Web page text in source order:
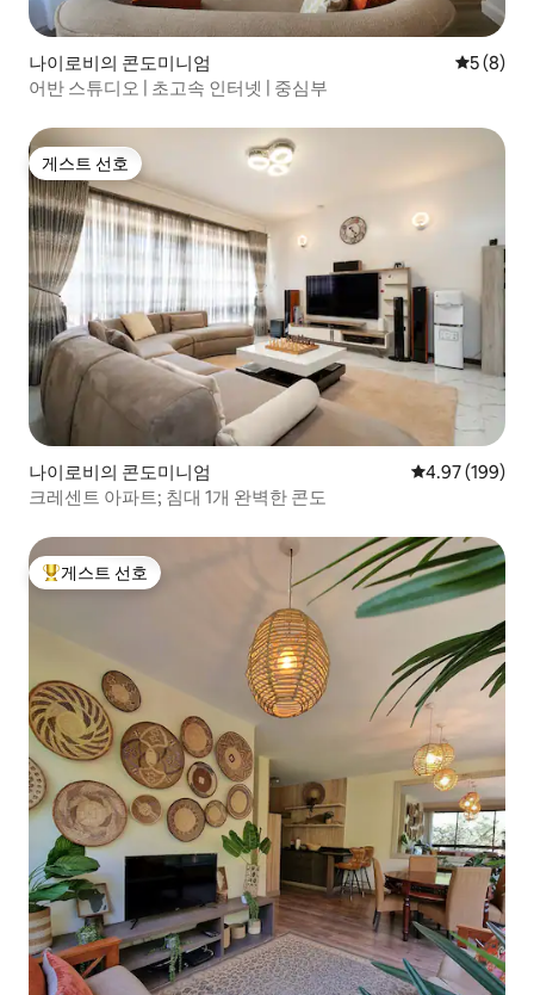
나이로비의 콘도미니엄 평점 5점
5 (8)
어반 스튜디오 | 초고속 인터넷 | 중심부
게스트 선호
게스트 선호
나이로비의 콘도미니엄 평점 4.97점(5
4.97 (199)
크레센트 아파트; 침대 1개 완벽한 콘도
상위 게스트 선호
게스트 선호